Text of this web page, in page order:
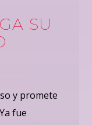
SU
y promete
fue